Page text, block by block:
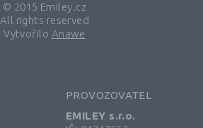
© 2015 Emiley.cz
All rights reserved
Vytvořilo Anawe
PROVOZOVATEL
EMILEY s.r.o.